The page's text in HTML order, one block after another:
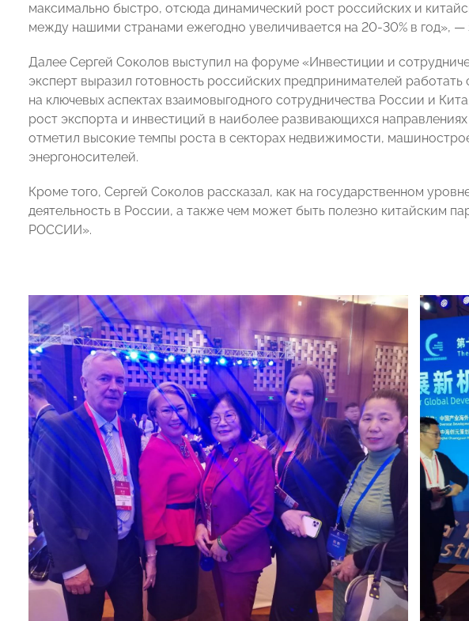
максимально быстро, отсюда динамический рост российских и
между нашими странами ежегодно увеличивается на 20-30% в год», —
Далее Сергей Соколов выступил на форуме «Инвестиции и
эксперт выразил готовность российских предпринимателей
на ключевых аспектах взаимовыгодного сотрудничества России и
рост экспорта и инвестиций в наиболее развивающихся
отметил высокие темпы роста в секторах недвижимости,
энергоносителей.
Кроме того, Сергей Соколов рассказал, как на государственном
деятельность в России, а также чем может быть полезно китайским
РОССИИ».